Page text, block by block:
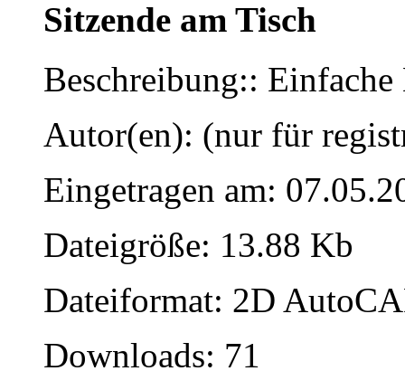
Sitzende am Tisch
Beschreibung::
Autor(en): (nur für
Eingetragen am:
Dateigröße: 13.88 Kb
Dateiformat: 2D
Downloads: 71